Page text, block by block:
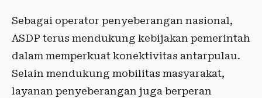
Sebagai operator penyeberangan nasional,
ASDP terus mendukung kebijakan pemerintah
dalam memperkuat konektivitas antarpulau.
Selain mendukung mobilitas masyarakat,
layanan penyeberangan juga berperan